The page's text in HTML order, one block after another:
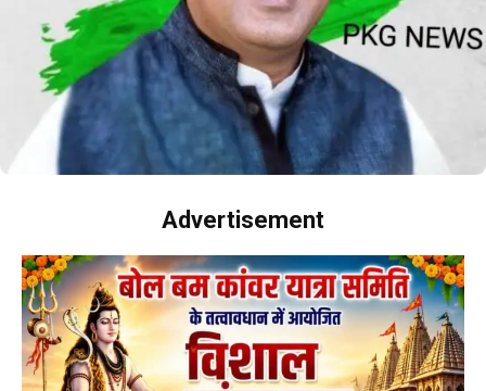
Advertisement